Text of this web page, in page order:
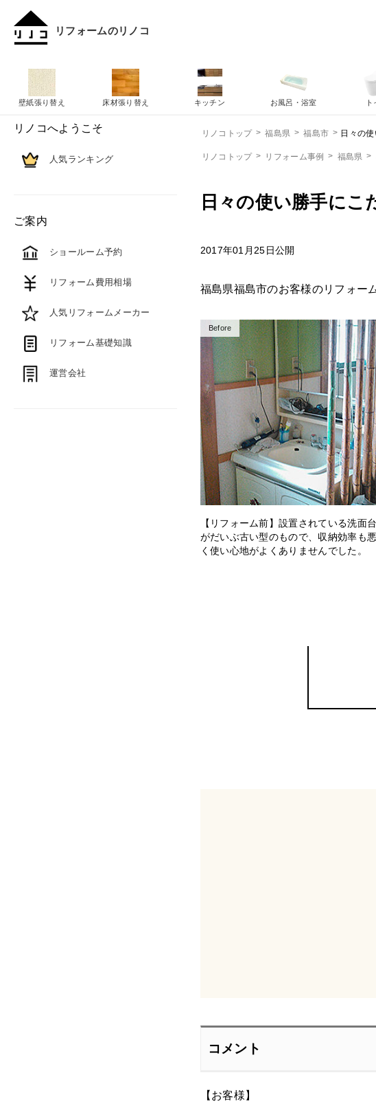
リフォームのリノコ
リノコトップ 福島県 福島市 日々の
リノコトップ リフォーム事例 福島県
日々の使い勝手にこ
2017年01月25日公開
福島県福島市のお客様のリフォー
Before
【リフォーム前】設置されている洗面台
がだいぶ古い型のもので、収納効率も悪
く使い心地がよくありませんでした。
コメント
【お客様】
壁紙張り替え 床材張り替え キッチン お風呂・浴室 ト
リノコへようこそ
人気ランキング
ご案内
ショールーム予約
リフォーム費用相場
人気リフォームメーカー
リフォーム基礎知識
運営会社